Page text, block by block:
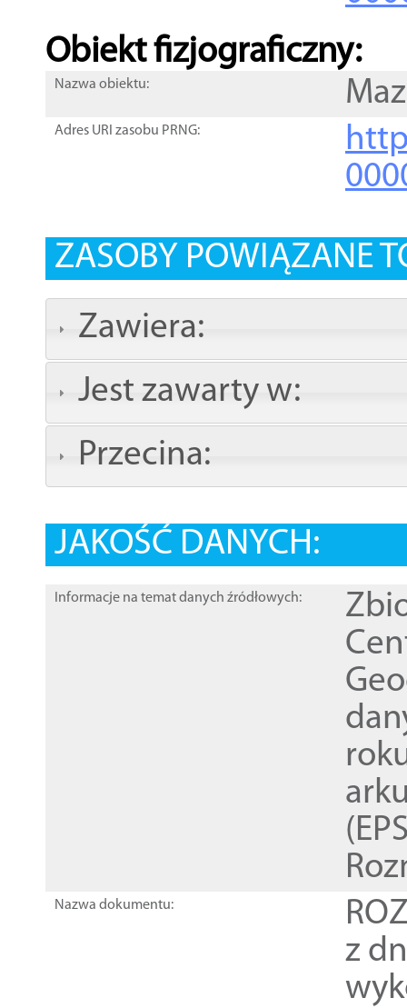
Obiekt fizjograficzny:
Nazwa obiektu:
Adres URI zasobu PRNG:
ZASOBY POWIĄZANE
Zawiera:
Jest zawarty w:
Przecina:
JAKOŚĆ DANYCH:
Informacje na temat danych źródłowych:
Nazwa dokumentu:
z